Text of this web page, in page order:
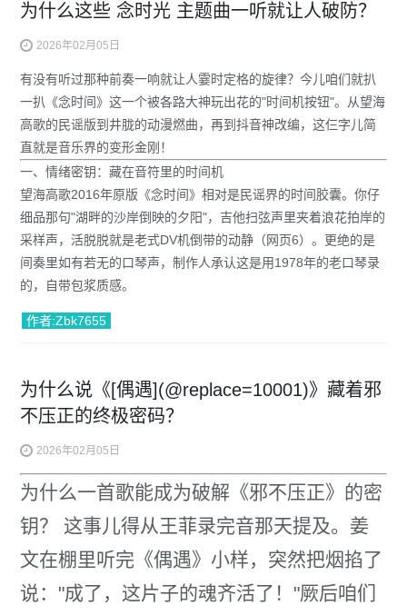
为什么这些 念时光 主题曲一听就让人破防？
2026年02月05日
有没有听过那种前奏一响就让人霎时定格的旋律？今儿咱们就扒
一扒《念时间》这一个被各路大神玩出花的"时间机按钮"。从望海
高歌的民谣版到井胧的动漫燃曲，再到抖音神改编，这仨字儿简
直就是音乐界的变形金刚！
一、情绪密钥：藏在音符里的时间机
望海高歌2016年原版《念时间》相对是民谣界的时间胶囊。你仔
细品那句"湖畔的沙岸倒映的夕阳"，吉他扫弦声里夹着浪花拍岸的
采样声，活脱脱就是老式DV机倒带的动静（网页6）。更绝的是
间奏里如有若无的口琴声，制作人承认这是用1978年的老口琴录
的，自带包浆质感。
作者:Zbk7655
为什么说《[偶遇](@replace=10001)》藏着邪
不压正的终极密码？
2026年02月05日
为什么一首歌能成为破解《邪不压正》的密
钥？
这事儿得从王菲录完音那天提及。姜
文在棚里听完《偶遇》小样，突然把烟掐了
说："成了，这片子的魂齐活了！"厥后咱们